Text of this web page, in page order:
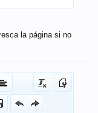
la página si no